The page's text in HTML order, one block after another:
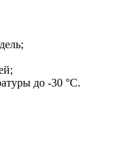
до -30 °C.